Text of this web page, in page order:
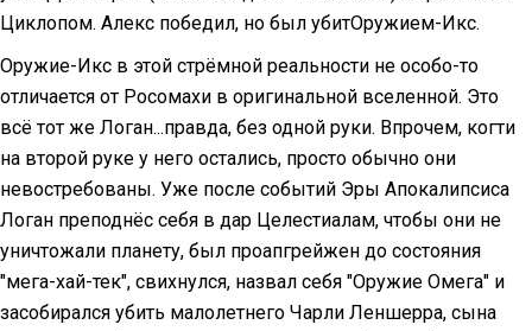
Циклопом. Алекс победил, но был убитОружием-Икс.
Оружие-Икс в этой стрёмной реальности не особо-то
отличается от Росомахи в оригинальной вселенной. Это
всё тот же Логан...правда, без одной руки. Впрочем, когти
на второй руке у него остались, просто обычно они
невостребованы. Уже после событий Эры Апокалипсиса
Логан преподнёс себя в дар Целестиалам, чтобы они не
уничтожали планету, был проапгрейжен до состояния
"мега-хай-тек", свихнулся, назвал себя "Оружие Омега" и
засобирался убить малолетнего Чарли Леншерра, сына